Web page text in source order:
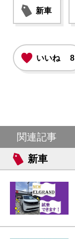
新車
いいね 8
関連記事
新車